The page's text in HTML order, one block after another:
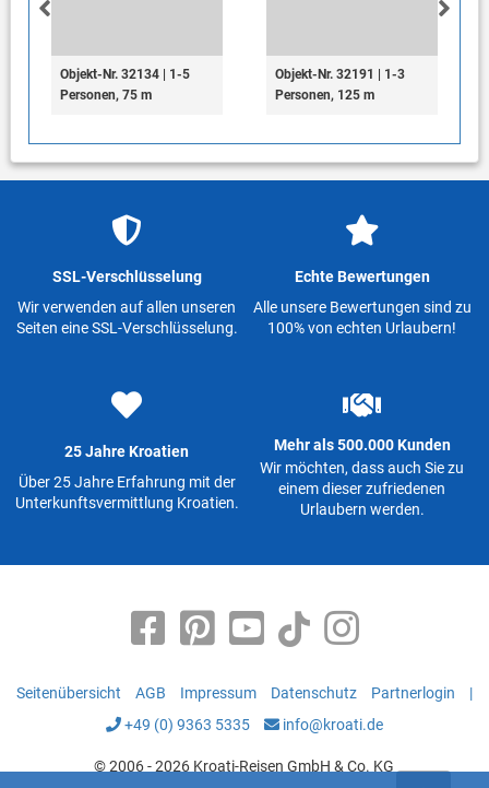
Objekt-Nr. 32134 | 1-5
Personen, 75 m
Objekt-Nr. 32191 | 1-3
Personen, 125 m
SSL-Verschlüsselung
Wir verwenden auf allen unseren
Seiten eine SSL-Verschlüsselung.
Echte Bewertungen
Alle unsere Bewertungen sind zu
100% von echten Urlaubern!
25 Jahre Kroatien
Über 25 Jahre Erfahrung mit der
Unterkunftsvermittlung Kroatien.
Mehr als 500.000 Kunden
Wir möchten, dass auch Sie zu
einem dieser zufriedenen
Urlaubern werden.
Seitenübersicht AGB Impressum Datenschutz Partnerlogin
|
+49 (0) 9363 5335
info@kroati.de
© 2006 - 2026 Kroati-Reisen GmbH & Co. KG